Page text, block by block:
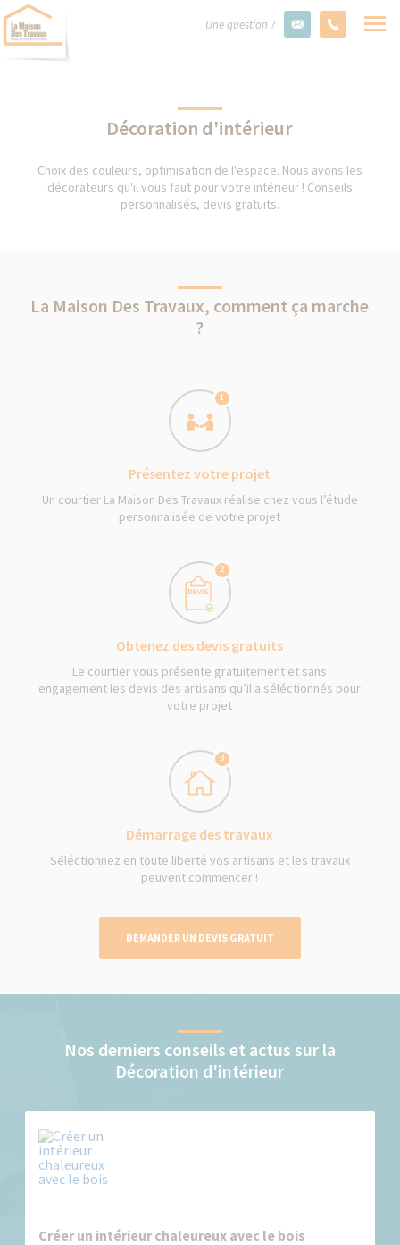
Une question ?
Décoration d'intérieur
Choix des couleurs, optimisation de l'espace. Nous avons les
décorateurs qu'il vous faut pour votre intérieur ! Conseils
personnalisés, devis gratuits.
La Maison Des Travaux, comment ça marche
?
1
Présentez votre projet
Un courtier La Maison Des Travaux réalise chez vous l’étude
personnalisée de votre projet
2
Obtenez des devis gratuits
Le courtier vous présente gratuitement et sans
engagement les devis des artisans qu’il a séléctionnés pour
votre projet
3
Démarrage des travaux
Séléctionnez en toute liberté vos artisans et les travaux
peuvent commencer !
DEMANDER UN DEVIS GRATUIT
Nos derniers conseils et actus sur la
Décoration d'intérieur
Créer un intérieur chaleureux avec le bois